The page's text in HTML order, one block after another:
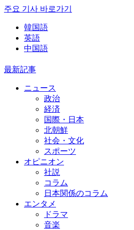
주요 기사 바로가기
韓国語
英語
中国語
最新記事
ニュース
政治
経済
国際・日本
北朝鮮
社会・文化
スポーツ
オピニオン
社説
コラム
日本関係のコラム
エンタメ
ドラマ
音楽